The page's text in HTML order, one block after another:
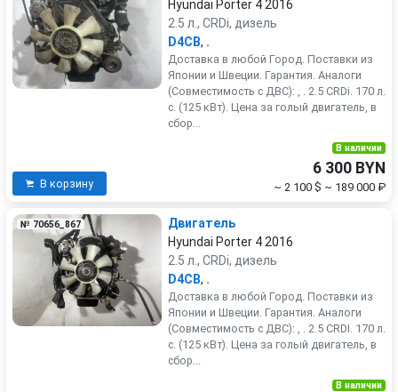
Hyundai Porter 4 2016
2.5 л., CRDi, дизель
D4CB, .
Доставка в любой Город. Поставки из
Японии и Швеции. Гарантия. Аналоги
(Совместимость с ДВС): , . 2.5 CRDi. 170 л.
с. (125 кВт). Цена за голый двигатель, в
сбор...
В корзину
В наличии
6 300 BYN
~ 2 100 $ ~ 189 000 ₽
№ 70656_867
Двигатель
Hyundai Porter 4 2016
2.5 л., CRDi, дизель
D4CB, .
Доставка в любой Город. Поставки из
Японии и Швеции. Гарантия. Аналоги
(Совместимость с ДВС): , . 2.5 CRDI. 170 л.
с. (125 кВт). Цена за голый двигатель, в
сбор...
В наличии